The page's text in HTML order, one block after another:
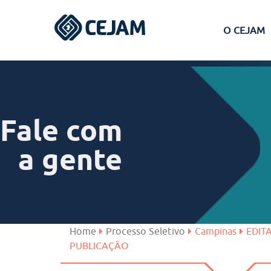
O CEJAM
Ferraz de Vasconcelos
São José dos Campos
Fale com
a gente
Home Processo Seletivo Campinas
PUBLICAÇÃO